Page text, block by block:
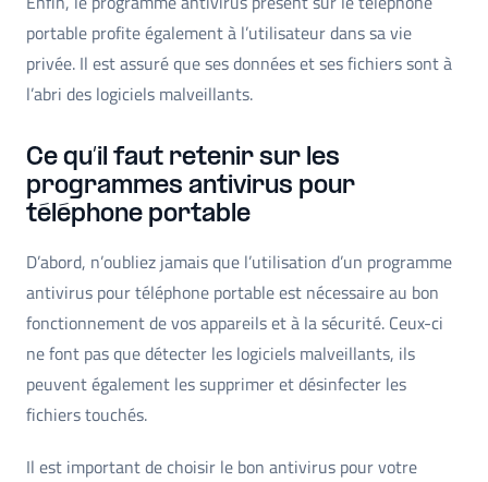
portable profite également à l’utilisateur dans sa vie
privée. Il est assuré que ses données et ses fichiers sont à
l’abri des logiciels malveillants.
Ce qu’il faut retenir sur les
programmes antivirus pour
téléphone portable
D’abord, n’oubliez jamais que l’utilisation d’un programme
antivirus pour téléphone portable est nécessaire au bon
fonctionnement de vos appareils et à la sécurité. Ceux-ci
ne font pas que détecter les logiciels malveillants, ils
peuvent également les supprimer et désinfecter les
fichiers touchés.
Il est important de choisir le bon antivirus pour votre